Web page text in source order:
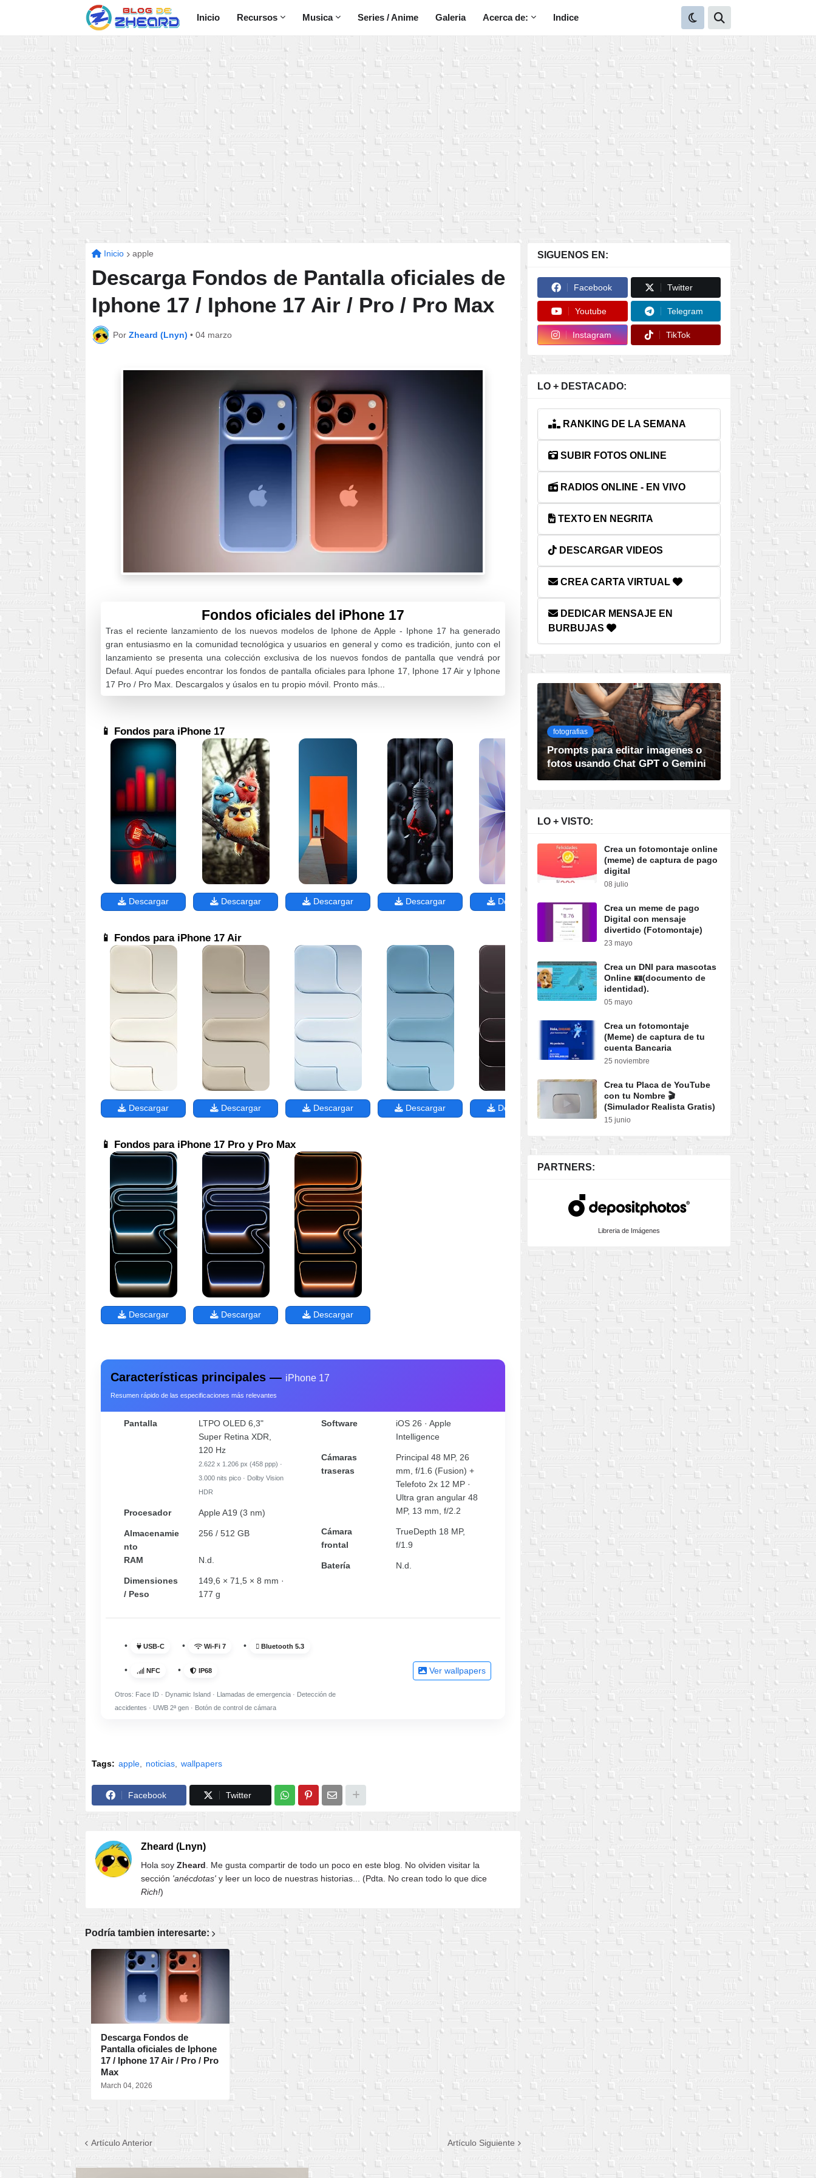
Inicio Recursos Musica Series / Anime Galeria Acerca de: Indice
Inicio apple
Descarga Fondos de Pantalla oficiales de
Iphone 17 / Iphone 17 Air / Pro / Pro Max
Por Zheard (Lnyn) • 04 marzo
Fondos oficiales del iPhone 17
Tras el reciente lanzamiento de los nuevos modelos de Iphone de Apple - Iphone 17 ha generado
gran entusiasmo en la comunidad tecnológica y usuarios en general y como es tradición, junto con el
lanzamiento se presenta una colección exclusiva de los nuevos fondos de pantalla que vendrá por
Defaul. Aquí puedes encontrar los fondos de pantalla oficiales para Iphone 17, Iphone 17 Air y Iphone
17 Pro / Pro Max. Descargalos y úsalos en tu propio móvil. Pronto más...
📱 Fondos para iPhone 17
Descargar Descargar Descargar Descargar Descargar Descargar
📱 Fondos para iPhone 17 Air
Descargar Descargar Descargar Descargar Descargar Descargar
📱 Fondos para iPhone 17 Pro y Pro Max
Descargar Descargar Descargar
Características principales — iPhone 17
Resumen rápido de las especificaciones más relevantes
Pantalla
LTPO OLED 6,3"
Super Retina XDR,
120 Hz
2.622 x 1.206 px (458 ppp) ·
3.000 nits pico · Dolby Vision
HDR
Procesador Apple A19 (3 nm)
Almacenamie
nto
256 / 512 GB
RAM N.d.
Dimensiones
/ Peso
149,6 × 71,5 × 8 mm ·
177 g
Software
iOS 26 · Apple
Intelligence
Cámaras
traseras
Principal 48 MP, 26
mm, f/1.6 (Fusion) +
Telefoto 2x 12 MP ·
Ultra gran angular 48
MP, 13 mm, f/2.2
Cámara
frontal
TrueDepth 18 MP,
f/1.9
Batería N.d.
USB-C Wi-Fi 7 Bluetooth 5.3
NFC IP68
Otros: Face ID · Dynamic Island · Llamadas de emergencia · Detección de
accidentes · UWB 2ª gen · Botón de control de cámara
Ver wallpapers
Tags: apple noticias wallpapers
Facebook Twitter
Zheard (Lnyn)
Hola soy Zheard. Me gusta compartir de todo un poco en este blog. No olviden visitar la
sección 'anécdotas' y leer un loco de nuestras historias... (Pdta. No crean todo lo que dice
Rich!)
Podría tambien interesarte:
Descarga Fondos de
Pantalla oficiales de Iphone
17 / Iphone 17 Air / Pro / Pro
Max
March 04, 2026
Artículo Anterior Artículo Siguiente
SIGUENOS EN:
Facebook Twitter
Youtube Telegram
Instagram TikTok
LO + DESTACADO:
RANKING DE LA SEMANA
SUBIR FOTOS ONLINE
RADIOS ONLINE - EN VIVO
TEXTO EN NEGRITA
DESCARGAR VIDEOS
CREA CARTA VIRTUAL
DEDICAR MENSAJE EN
BURBUJAS
fotografias
Prompts para editar imagenes o
fotos usando Chat GPT o Gemini
LO + VISTO:
Crea un fotomontaje online
(meme) de captura de pago
digital
08 julio
Crea un meme de pago
Digital con mensaje
divertido (Fotomontaje)
23 mayo
Crea un DNI para mascotas
Online 🪪(documento de
identidad).
05 mayo
Crea un fotomontaje
(Meme) de captura de tu
cuenta Bancaria
25 noviembre
Crea tu Placa de YouTube
con tu Nombre 🎬
(Simulador Realista Gratis)
15 junio
PARTNERS:
Libreria de Imágenes